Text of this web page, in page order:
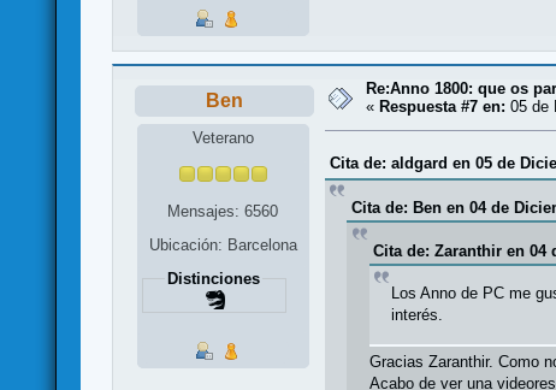
Ben
Veterano
Mensajes: 6560
Ubicación: Barcelona
Distinciones
Re:Anno 1800: que os
« Respuesta #7 en: 05 de
Cita de: aldgard en 05 de
Cita de: Ben en 04 de
Cita de: Zaranthir en 04
Los Anno de PC me
interés.
Gracias Zaranthir. Como
Acabo de ver una